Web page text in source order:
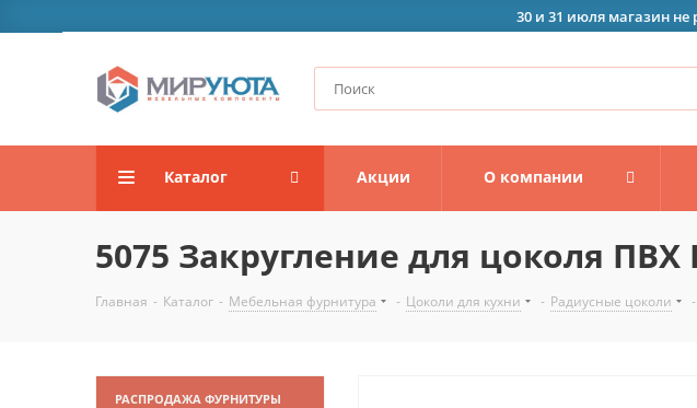
30 и 31 июля магазин
Каталог Акции О компании
5075 Закругление для цоколя ПВХ
Главная - Каталог - Мебельная фурнитура - Цоколи для кухни - Радиусные цоколи -
РАСПРОДАЖА ФУРНИТУРЫ